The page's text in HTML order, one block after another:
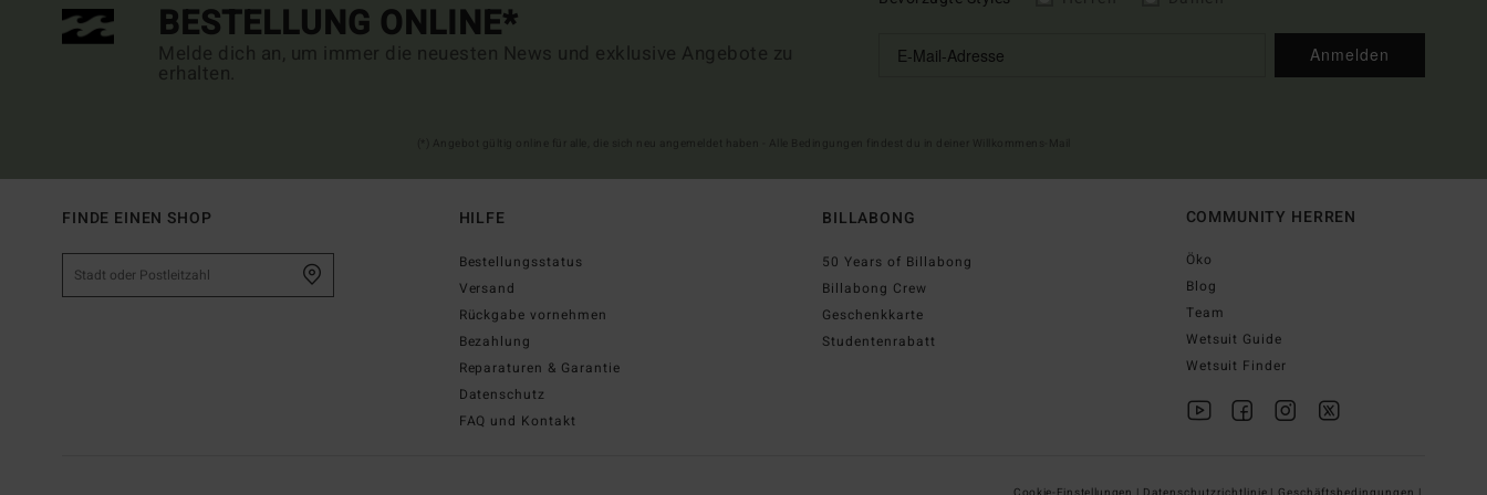
BESTELLUNG ONLINE*
Melde dich an, um immer die neuesten News und exklusive Angebote zu
erhalten.
Anmelden
FINDE EINEN SHOP HILFE
Bestellungsstatus
Versand
Rückgabe vornehmen
Bezahlung
Reparaturen & Garantie
Datenschutz
FAQ und Kontakt
BILLABONG
50 Years of Billabong
Billabong Crew
Geschenkkarte
Studentenrabatt
COMMUNITY HERREN
Öko
Blog
Team
Wetsuit Guide
Wetsuit Finder